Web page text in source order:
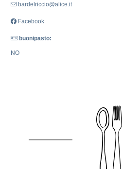
bardelriccio@alice.it
Facebook
buonipasto:
NO